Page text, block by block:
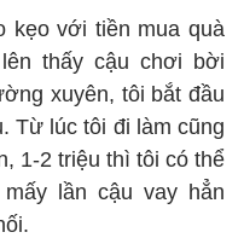
kẹo với tiền mua quà
thấy cậu chơi bời
xuyên, tôi bắt đầu
Từ lúc tôi đi làm cũng
1-2 triệu thì tôi có thể
lần cậu vay hẳn